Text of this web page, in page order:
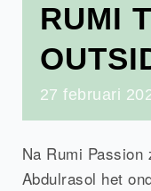
RUMI
27 februari
Na Rumi
Abdulrasol het